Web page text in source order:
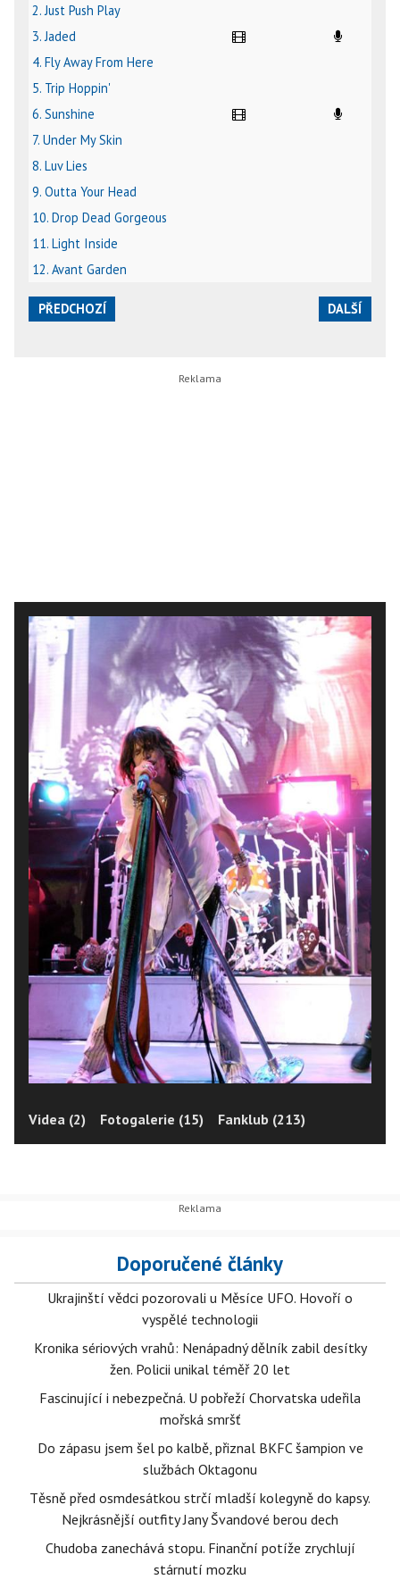
2. Just Push Play
3. Jaded
4. Fly Away From Here
5. Trip Hoppin'
6. Sunshine
7. Under My Skin
8. Luv Lies
9. Outta Your Head
10. Drop Dead Gorgeous
11. Light Inside
12. Avant Garden
PŘEDCHOZÍ DALŠÍ
Videa (2) Fotogalerie (15) Fanklub (213)
Doporučené články
Ukrajinští vědci pozorovali u Měsíce UFO. Hovoří o
vyspělé technologii
Kronika sériových vrahů: Nenápadný dělník zabil desítky
žen. Policii unikal téměř 20 let
Fascinující i nebezpečná. U pobřeží Chorvatska udeřila
mořská smršť
Do zápasu jsem šel po kalbě, přiznal BKFC šampion ve
službách Oktagonu
Těsně před osmdesátkou strčí mladší kolegyně do kapsy.
Nejkrásnější outfity Jany Švandové berou dech
Chudoba zanechává stopu. Finanční potíže zrychlují
stárnutí mozku